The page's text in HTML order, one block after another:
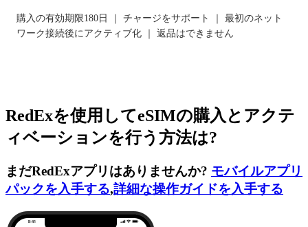
購入の有効期限180日 ｜ チャージをサポート ｜ 最初のネット
ワーク接続後にアクティブ化 ｜ 返品はできません
RedExを使用してeSIMの購入とアクテ
ィベーションを行う方法は?
まだRedExアプリはありませんか? モバイルアプリ
パックを入手する,詳細な操作ガイドを入手する